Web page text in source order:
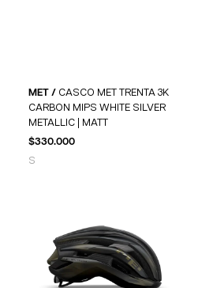
MET / CASCO MET TRENTA 3K
CARBON MIPS WHITE SILVER
METALLIC | MATT
$330.000
S